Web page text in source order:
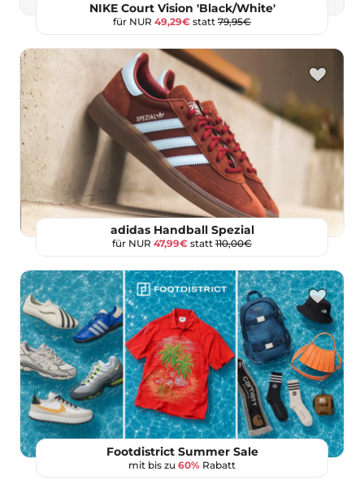
NIKE Court Vision 'Black/White'
für NUR 49,29€ statt 79,95€
adidas Handball Spezial
für NUR 47,99€ statt 110,00€
Footdistrict Summer Sale
mit bis zu 60% Rabatt